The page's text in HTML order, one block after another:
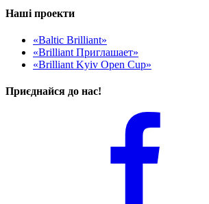
Наші проекти
«Baltic Brilliant»
«Brilliant Приглашает»
«Brilliant Kyiv Open Cup»
Приєднайся до нас!